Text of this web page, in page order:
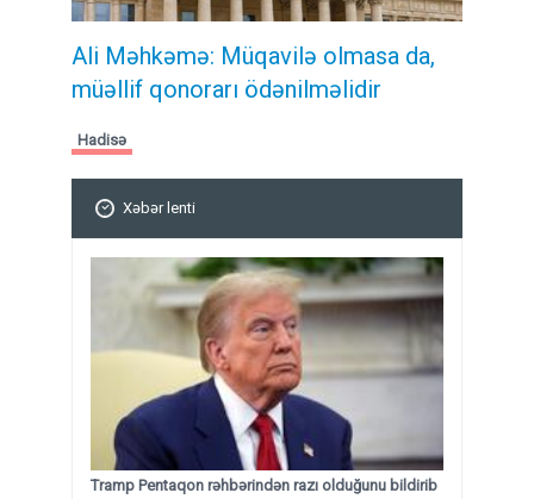
Ali Məhkəmə: Müqavilə olmasa da,
müəllif qonorarı ödənilməlidir
Hadisə
Xəbər lenti
Tramp Pentaqon rəhbərindən razı olduğunu bildirib